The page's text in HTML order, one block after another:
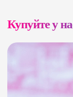
Купуйте у